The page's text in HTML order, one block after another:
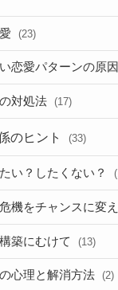
(23)
恋愛パターンの原
対処法 (17)
のヒント (33)
い？したくない？
機をチャンスに変
築にむけて (13)
心理と解消方法 (2)